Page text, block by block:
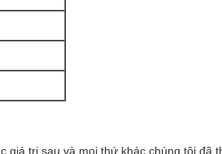
trị sau và mọi thứ khác chúng tôi đã